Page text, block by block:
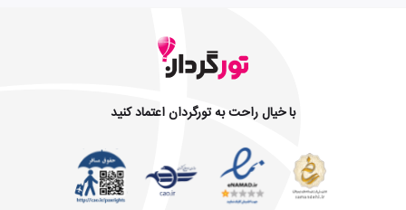
با خیال راحت به تورگردان اعتماد کنید